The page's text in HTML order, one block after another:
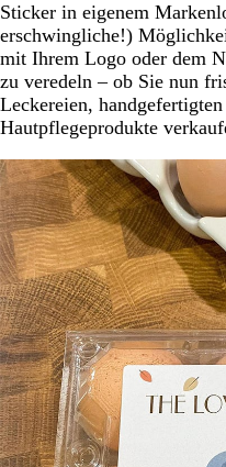
Sticker in eigenem
erschwingliche!)
mit Ihrem Logo oder dem
zu veredeln – ob Sie nun
Leckereien,
Hautpflegeprodukte